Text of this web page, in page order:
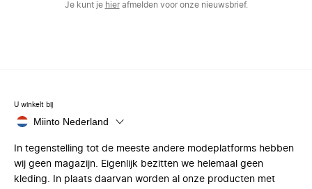
Je kunt je hierafmelden voor onze nieuwsbrief.
U winkelt bij
Miinto Nederland
In tegenstelling tot de meeste andere modeplatforms hebben
wij geen magazijn. Eigenlijk bezitten we helemaal geen
kleding. In plaats daarvan worden al onze producten met